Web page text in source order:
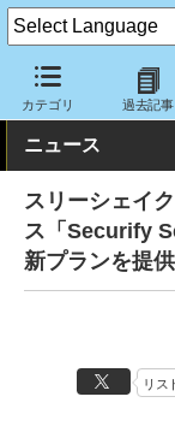
カテゴリ 過去記事
クラウド Watch セ
ニュース
スリーシェイ
ス「Securify
新プランを提供
リス